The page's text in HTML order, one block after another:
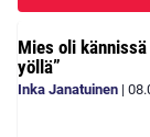
Mies oli
yöllä”
Inka Janatuinen |